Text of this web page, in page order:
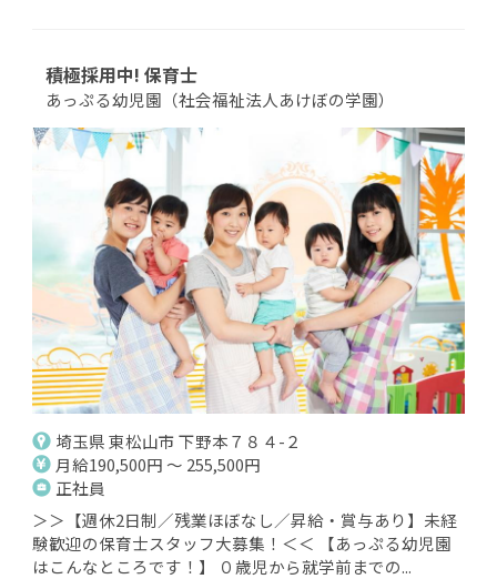
積極採用中! 保育士
あっぷる幼児園（社会福祉法人あけぼの学園）
埼玉県 東松山市 下野本７８４-２
月給190,500円 ～ 255,500円
正社員
＞＞【週休2日制／残業ほぼなし／昇給・賞与あり】未経
験歓迎の保育士スタッフ大募集！＜＜ 【あっぷる幼児園
はこんなところです！】 ０歳児から就学前までの...